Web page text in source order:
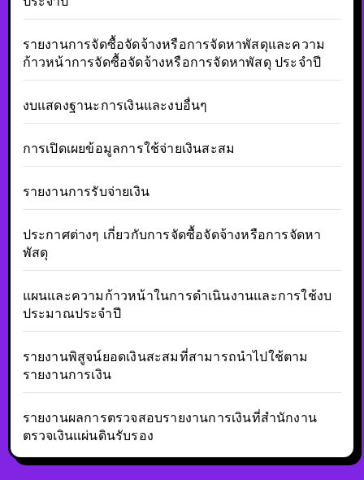
รายงานการจัดซื้อจัดจ้างหรือการจัดหาพัสดุและความ
ก้าวหน้าการจัดซื้อจัดจ้างหรือการจัดหาพัสดุ ประจำปี
งบแสดงฐานะการเงินและงบอื่นๆ
การเปิดเผยข้อมูลการใช้จ่ายเงินสะสม
รายงานการรับจ่ายเงิน
ประกาศต่างๆ เกี่ยวกับการจัดซื้อจัดจ้างหรือการจัดหา
พัสดุ
แผนและความก้าวหน้าในการดำเนินงานและการใช้งบ
ประมาณประจำปี
รายงานพิสูจน์ยอดเงินสะสมที่สามารถนำไปใช้ตาม
รายงานการเงิน
รายงานผลการตรวจสอบรายงานการเงินที่สำนักงาน
ตรวจเงินแผ่นดินรับรอง